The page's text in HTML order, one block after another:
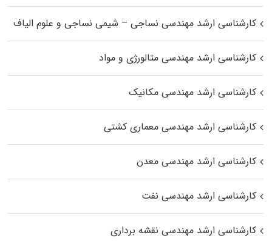
کارشناسی ارشد مهندسی نساجی – شیمی نساجی و علوم الیاف
کارشناسی ارشد مهندسی متالورژی و مواد
کارشناسی ارشد مهندسی مکانیک
کارشناسی ارشد مهندسی معماری کشتی
کارشناسی ارشد مهندسی معدن
کارشناسی ارشد مهندسی نفت
کارشناسی ارشد مهندسی نقشه برداری